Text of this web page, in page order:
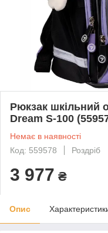
Рюкзак шкільний
Dream S-100
Немає в наявності
Код: 559578
Роздріб
3 977 ₴
Опис